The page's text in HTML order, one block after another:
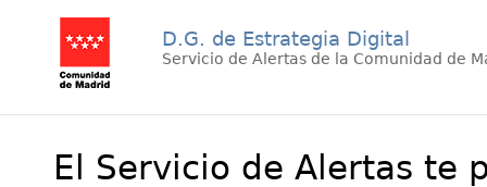
D.G. de Estrategia Digital
Servicio de Alertas de la Comunidad de
El Servicio de Alertas te